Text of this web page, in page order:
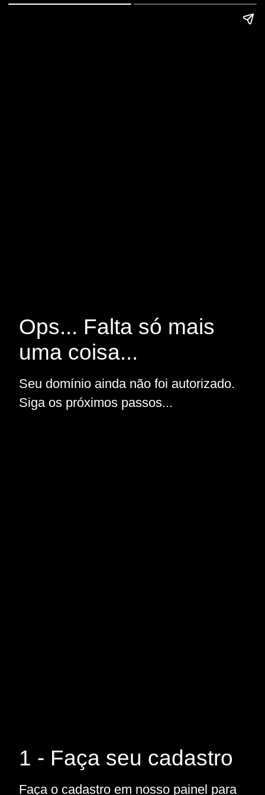
Ops... Falta só mais
uma coisa...
Seu domínio ainda não foi autorizado.
Siga os próximos passos...
1 - Faça seu cadastro
Faça o cadastro em nosso painel para